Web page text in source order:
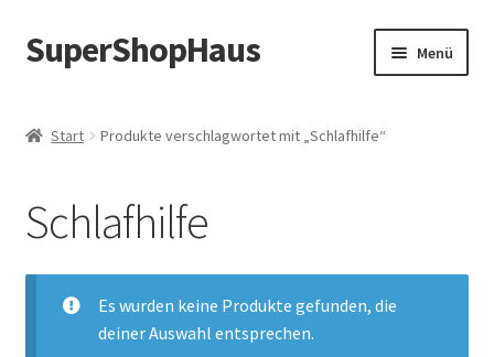
Zur
Navigation
Zum
Inhalt
SuperShopHaus Menü
Start Produkte verschlagwortet mit „Schlafhilfe“
Schlafhilfe
Es wurden keine Produkte gefunden, die
deiner Auswahl entsprechen.